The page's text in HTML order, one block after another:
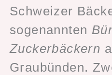
Schweizer
sogenannten
Zuckerbäckern
Graubünden.